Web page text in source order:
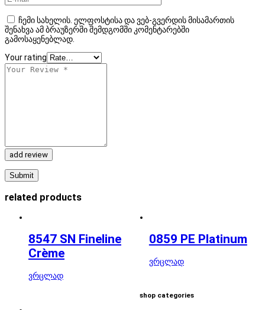
ჩემი სახელის. ელფოსტისა და ვებ-გვერდის მისამართის
შენახვა ამ ბრაუზერში შემდგომში კომენტარებში
გამოსაყენებლად.
Your rating
add review
related products
8547 SN Fineline
Crème
ვრცლად
0859 PE Platinum
ვრცლად
shop categories